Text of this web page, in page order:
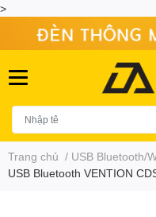
>
Trang chủ / USB Bluetooth/
USB Bluetooth VENTION